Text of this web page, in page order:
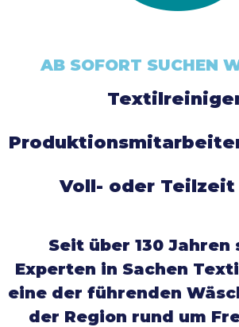
AB SOFORT SUCHEN
Voll- oder Teilzeit
Seit über 130 Jahren
Experten in Sachen
eine der führenden
der Region rund um